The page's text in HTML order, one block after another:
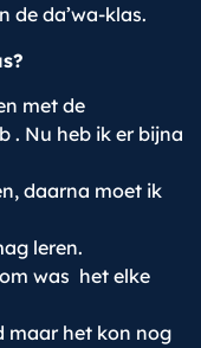
de da’wa-klas.
met de
. Nu heb ik er bijna
daarna moet ik
leren.
was het elke
maar het kon nog